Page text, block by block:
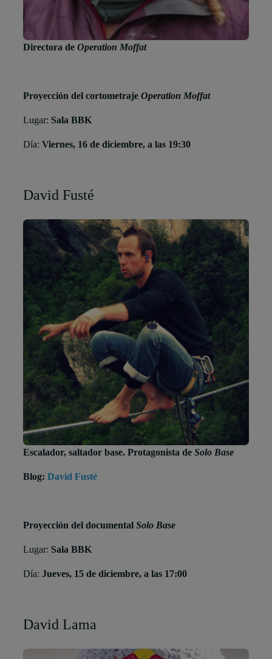
Directora de Operation Moffat
Proyección del cortometraje Operation Moffat
Lugar: Sala BBK
Día: Viernes, 16 de diciembre, a las 19:30
David Fusté
Escalador, saltador base. Protagonista de Solo Base
Blog: David Fusté
Proyección del documental Solo Base
Lugar: Sala BBK
Día: Jueves, 15 de diciembre, a las 17:00
David Lama